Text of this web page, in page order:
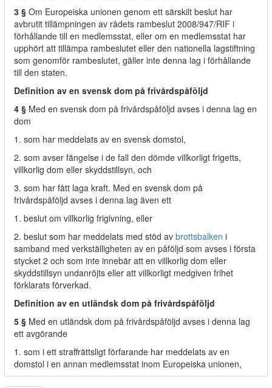
3 § Om Europeiska unionen genom ett särskilt beslut har
avbrutit tillämpningen av rådets rambeslut 2008/947/RIF i
förhållande till en medlemsstat, eller om en medlemsstat har
upphört att tillämpa rambeslutet eller den nationella lagstiftning
som genomför rambeslutet, gäller inte denna lag i förhållande
till den staten.
Definition av en svensk dom på frivårdspåföljd
4 § Med en svensk dom på frivårdspåföljd avses i denna lag en
dom
1. som har meddelats av en svensk domstol,
2. som avser fängelse i de fall den dömde villkorligt frigetts,
villkorlig dom eller skyddstillsyn, och
3. som har fått laga kraft. Med en svensk dom på
frivårdspåföljd avses i denna lag även ett
1. beslut om villkorlig frigivning, eller
2. beslut som har meddelats med stöd av brottsbalken i
samband med verkställigheten av en påföljd som avses i första
stycket 2 och som inte innebär att en villkorlig dom eller
skyddstillsyn undanröjts eller att villkorligt medgiven frihet
förklarats förverkad.
Definition av en utländsk dom på frivårdspåföljd
5 § Med en utländsk dom på frivårdspåföljd avses i denna lag
ett avgörande
1. som i ett straffrättsligt förfarande har meddelats av en
domstol i en annan medlemsstat inom Europeiska unionen,